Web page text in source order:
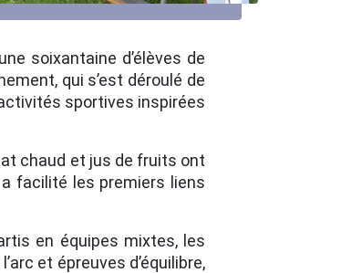
soixantaine d’élèves de
qui s’est déroulé de
sportives inspirées
chaud et jus de fruits ont
facilité les premiers liens
en équipes mixtes, les
et épreuves d’équilibre,